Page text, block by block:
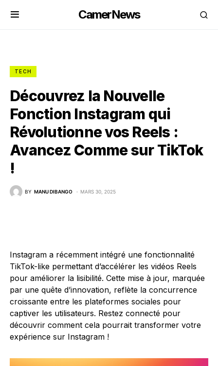
CamerNews
TECH
Découvrez la Nouvelle
Fonction Instagram qui
Révolutionne vos Reels :
Avancez Comme sur TikTok
!
BY MANU DIBANGO MARS 30, 2025
Instagram a récemment intégré une fonctionnalité
TikTok-like permettant d’accélérer les vidéos Reels
pour améliorer la lisibilité. Cette mise à jour, marquée
par une quête d’innovation, reflète la concurrence
croissante entre les plateformes sociales pour
captiver les utilisateurs. Restez connecté pour
découvrir comment cela pourrait transformer votre
expérience sur Instagram !